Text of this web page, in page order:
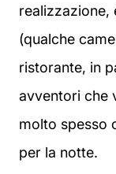
realizzazione,
(qualche
ristorante, in
avventori che
molto spesso
per la notte.